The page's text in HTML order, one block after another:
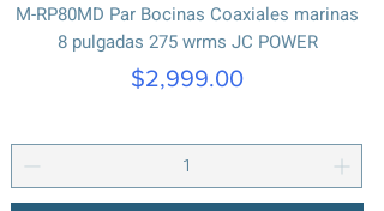
M-RP80MD Par Bocinas Coaxiales marinas
8 pulgadas 275 wrms JC POWER
Precio
$2,999.00